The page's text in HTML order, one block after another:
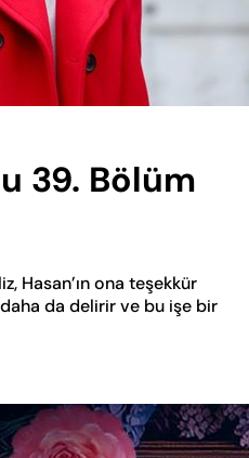
39. Bölüm
Hasan’ın ona teşekkür
da delirir ve bu işe bir